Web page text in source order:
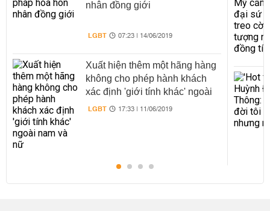
nhân đồng giới
LGBT 07:23 | 14/06/2019
Xuất hiện thêm một hãng hàng
không cho phép hành khách
xác định 'giới tính khác' ngoài
nam và nữ
LGBT 17:33 | 11/06/2019